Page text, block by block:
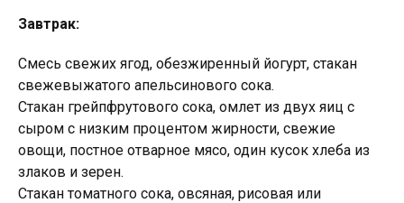
Завтрак:
Смесь свежих ягод, обезжиренный йогурт, стакан
свежевыжатого апельсинового сока.
Стакан грейпфрутового сока, омлет из двух яиц с
сыром с низким процентом жирности, свежие
овощи, постное отварное мясо, один кусок хлеба из
злаков и зерен.
Стакан томатного сока, овсяная, рисовая или